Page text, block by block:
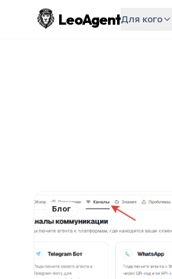
LeoAgentДля кого
Блог